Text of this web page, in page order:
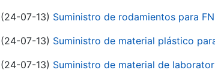
(24-07-13) Suministro de rodamientos para
(24-07-13) Suministro de material plástico
(24-07-13) Suministro de material de